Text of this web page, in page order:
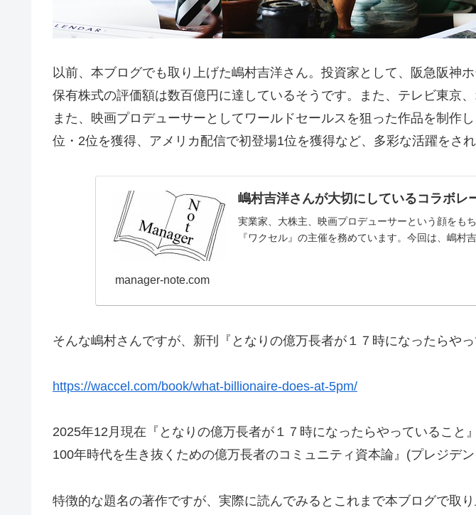
以前、本ブログでも取り上げた嶋村吉洋さん。投資家として、阪急阪神
保有株式の評価額は数百億円に達しているそうです。また、テレビ東京
また、映画プロデューサーとしてワールドセールスを狙った作品を制作
位・2位を獲得、アメリカ配信で初登場1位を獲得など、多彩な活躍をされ
嶋村吉洋さんが大切にしているコラボレ
実業家、大株主、映画プロデューサーという顔をも
『ワクセル』の主催を務めています。今回は、嶋村
manager-note.com
そんな嶋村さんですが、新刊『となりの億万長者が１７時になったらや
https://waccel.com/book/what-billionaire-does-at-5pm/
2025年12月現在『となりの億万長者が１７時になったらやっているこ
100年時代を生き抜くための億万長者のコミュニティ資本論』(プレジデン
特徴的な題名の著作ですが、実際に読んでみるとこれまで本ブログで取